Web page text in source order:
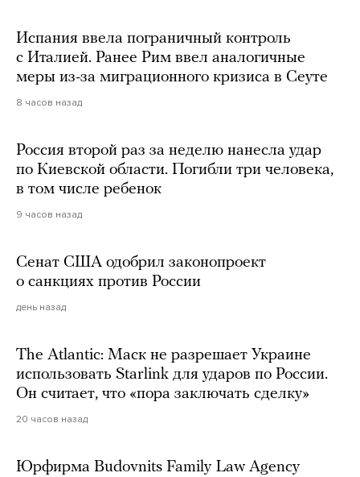
Испания ввела пограничный контроль
с Италией. Ранее Рим ввел аналогичные
меры из-за миграционного кризиса в Сеуте
8 часов назад
Россия второй раз за неделю нанесла удар
по Киевской области. Погибли три человека,
в том числе ребенок
9 часов назад
Сенат США одобрил законопроект
о санкциях против России
день назад
The Atlantic: Маск не разрешает Украине
использовать Starlink для ударов по России.
Он считает, что «пора заключать сделку»
20 часов назад
Юрфирма Budovnits Family Law Agency